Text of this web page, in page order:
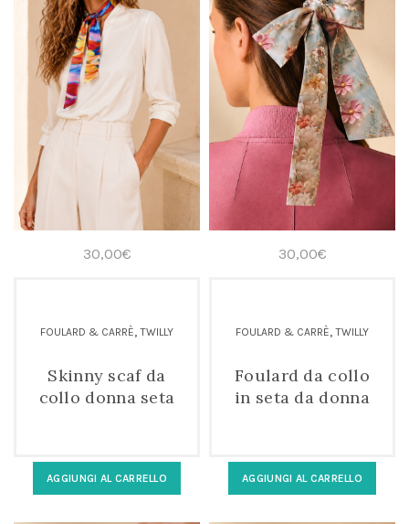
30,00€
FOULARD & CARRÈ,TWILLY
Skinny scaf da
collo donna seta
AGGIUNGI AL CARRELLO
30,00€
FOULARD & CARRÈ,TWILLY
Foulard da collo
in seta da donna
AGGIUNGI AL CARRELLO